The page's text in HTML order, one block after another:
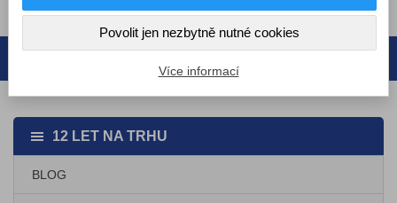
12 LET NA TRHU
BLOG
Povolit jen nezbytně nutné cookies
Více informací